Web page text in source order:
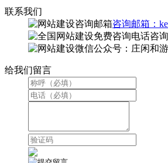
联系我们
咨询邮箱：
咨
微信公众号：庄闲和
给我们留言